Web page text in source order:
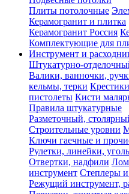
Плиты потолочные
Керамогранит и плитка
Керамогранит Россия
Комплектующие для
Инструмент и
Штукатурно-
Валики, ванночки,
кельмы, терки
пистолеты Кисти
Правила штукатурные
Разметочный,
Строительные уровни
Ключи гаечные и
Рулетки, линейки,
Отвертки, надфили
инструмент Степлеры
Режущий инструмент,